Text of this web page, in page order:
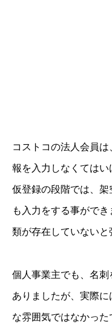
コストコの法人会員
報を入力しなくてはい
仮登録の段階では、
も入力をする事がで
類が存在していないと
個人事業主でも、名
ありましたが、実際
な雰囲気ではなかった